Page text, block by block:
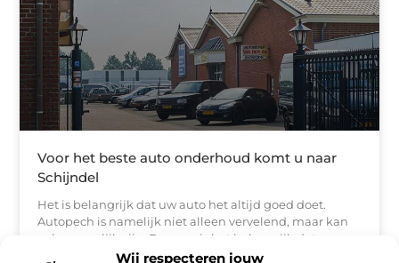
Wij respecteren jouw
Voor het beste auto onderhoud komt u naar
Schijndel
Het is belangrijk dat uw auto het altijd goed doet.
Autopech is namelijk niet alleen vervelend, maar kan
ook gevaarlijk zijn. Daarom is het belangrijk dat uw
auto goed onderhoud